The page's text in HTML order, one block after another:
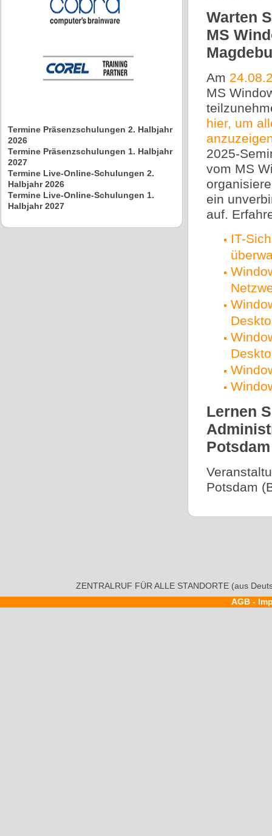
Termine Präsenzschulungen 2. Halbjahr
2026
Termine Präsenzschulungen 1. Halbjahr
2027
Termine Live-Online-Schulungen 2.
Halbjahr 2026
Termine Live-Online-Schulungen 1.
Halbjahr 2027
Warten
MS
Am
MS
hier, um
2025-
vom MS
ein
auf.
IT-
Lernen
Potsdam
ZENTRALRUF FÜR ALLE STANDORTE (aus
AGB -